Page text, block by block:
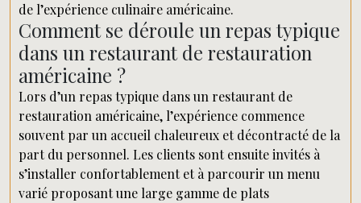
de l’expérience culinaire américaine.
Comment se déroule un repas typique
dans un restaurant de restauration
américaine ?
Lors d’un repas typique dans un restaurant de
restauration américaine, l’expérience commence
souvent par un accueil chaleureux et décontracté de la
part du personnel. Les clients sont ensuite invités à
s’installer confortablement et à parcourir un menu
varié proposant une large gamme de plats